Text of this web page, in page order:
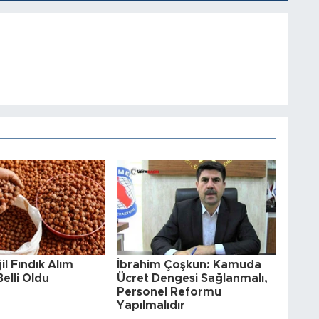
Fındık Alım
Oldu
İbrahim Çoşkun: Kamuda
Ücret Dengesi Sağlanmalı,
Personel Reformu
Yapılmalıdır